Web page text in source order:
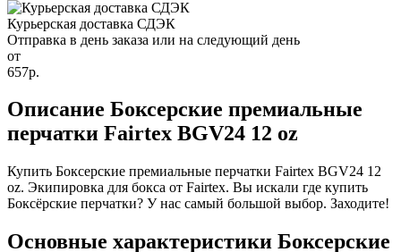
Курьерская доставка СДЭК
Отправка в день заказа или на следующий день
от
657р.
Описание Боксерские премиальные
перчатки Fairtex BGV24 12 oz
Купить Боксерские премиальные перчатки Fairtex BGV24 12
oz. Экипировка для бокса от Fairtex. Вы искали где купить
Боксёрские перчатки? У нас самый большой выбор. Заходите!
Основные характеристики Боксерские